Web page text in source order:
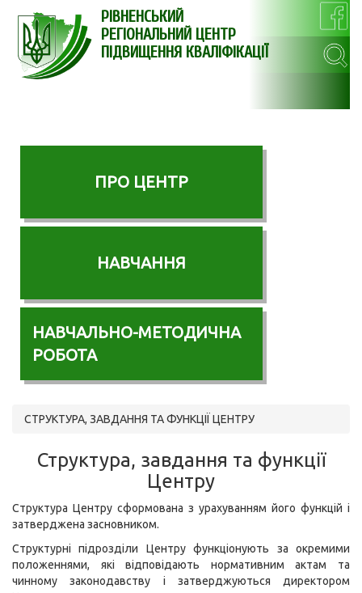
РІВНЕНСЬКИЙ
РЕГІОНАЛЬНИЙ ЦЕНТР
ПІДВИЩЕННЯ КВАЛІФІКАЦІЇ
ПРО ЦЕНТР
НАВЧАННЯ
НАВЧАЛЬНО-МЕТОДИЧНА
РОБОТА
СТРУКТУРА, ЗАВДАННЯ ТА ФУНКЦІЇ ЦЕНТРУ
Структура, завдання та функції
Центру
Структура Центру сформована з урахуванням його функцій і
затверджена засновником.
Структурні підрозділи Центру функціонують за окремими
положеннями, які відповідають нормативним актам та
чинному законодавству і затверджуються директором